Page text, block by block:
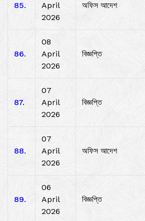
85.
April
2026
অফিস আদেশ
86.
08
April
2026
বিজ্ঞপ্তি
87.
07
April
2026
বিজ্ঞপ্তি
88.
07
April
2026
অফিস আদেশ
89.
06
April
2026
বিজ্ঞপ্তি